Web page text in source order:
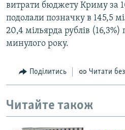
витрати бюджету Криму за
подолали позначку в 145,5
20,4 мільярда рублів
минулого року.
Поділитись Читати
Читайте також